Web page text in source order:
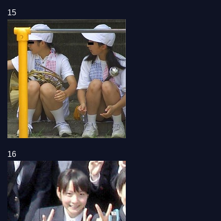
15
16